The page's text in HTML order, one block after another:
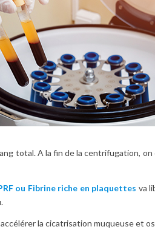
PRF
total. A la fin de la centrifugation,
ou Fibrine riche en plaquettes va
la cicatrisation muqueuse et